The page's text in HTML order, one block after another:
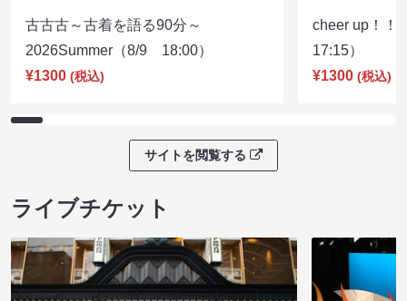
古古古～古着を語る90分～
2026Summer（8/9 18:00）
¥1300 (税込)
cheer up！
17:15）
¥1300 (税込)
サイトを閲覧する
ライブチケット